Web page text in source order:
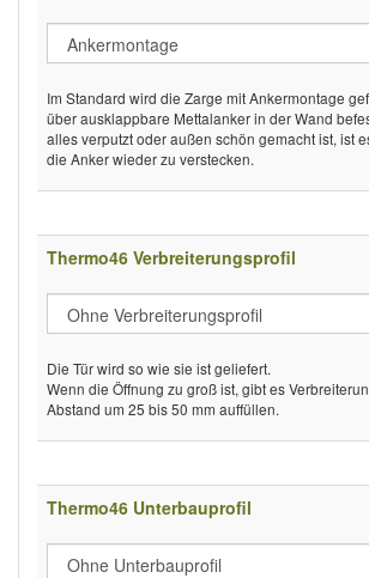
Im Standard wird die Zarge mit Ankermontage
über ausklappbare Mettalanker in der Wand
alles verputzt oder außen schön gemacht ist, ist
die Anker wieder zu verstecken.
Thermo46 Verbreiterungsprofil
Die Tür wird so wie sie ist geliefert.
Wenn die Öffnung zu groß ist, gibt es
Abstand um 25 bis 50 mm auffüllen.
Thermo46 Unterbauprofil